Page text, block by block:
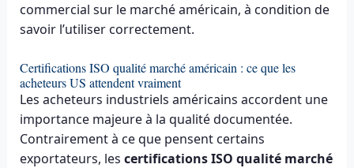
commercial sur le marché américain, à condition de
savoir l’utiliser correctement.
Certifications ISO qualité marché américain : ce que les
acheteurs US attendent vraiment
Les acheteurs industriels américains accordent une
importance majeure à la qualité documentée.
Contrairement à ce que pensent certains
exportateurs, les certifications ISO qualité marché